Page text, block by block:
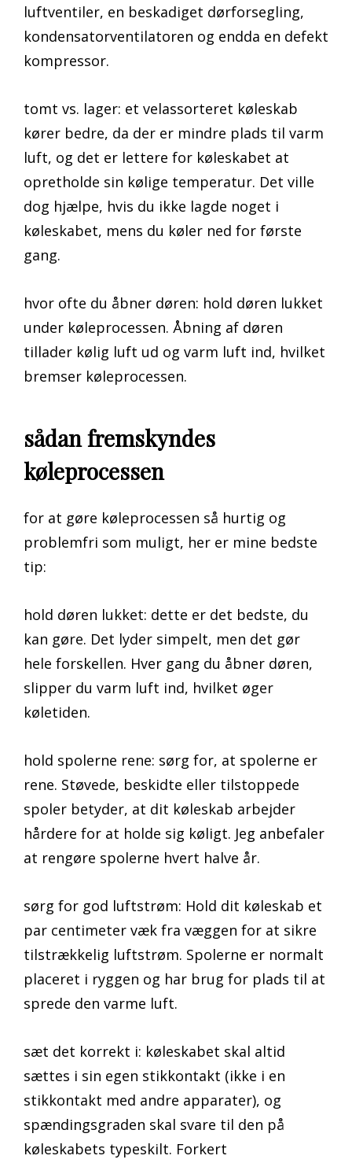
luftventiler, en beskadiget dørforsegling,
kondensatorventilatoren og endda en defekt
kompressor.
tomt vs. lager: et velassorteret køleskab
kører bedre, da der er mindre plads til varm
luft, og det er lettere for køleskabet at
opretholde sin kølige temperatur. Det ville
dog hjælpe, hvis du ikke lagde noget i
køleskabet, mens du køler ned for første
gang.
hvor ofte du åbner døren: hold døren lukket
under køleprocessen. Åbning af døren
tillader kølig luft ud og varm luft ind, hvilket
bremser køleprocessen.
sådan fremskyndes
køleprocessen
for at gøre køleprocessen så hurtig og
problemfri som muligt, her er mine bedste
tip:
hold døren lukket: dette er det bedste, du
kan gøre. Det lyder simpelt, men det gør
hele forskellen. Hver gang du åbner døren,
slipper du varm luft ind, hvilket øger
køletiden.
hold spolerne rene: sørg for, at spolerne er
rene. Støvede, beskidte eller tilstoppede
spoler betyder, at dit køleskab arbejder
hårdere for at holde sig køligt. Jeg anbefaler
at rengøre spolerne hvert halve år.
sørg for god luftstrøm: Hold dit køleskab et
par centimeter væk fra væggen for at sikre
tilstrækkelig luftstrøm. Spolerne er normalt
placeret i ryggen og har brug for plads til at
sprede den varme luft.
sæt det korrekt i: køleskabet skal altid
sættes i sin egen stikkontakt (ikke i en
stikkontakt med andre apparater), og
spændingsgraden skal svare til den på
køleskabets typeskilt. Forkert